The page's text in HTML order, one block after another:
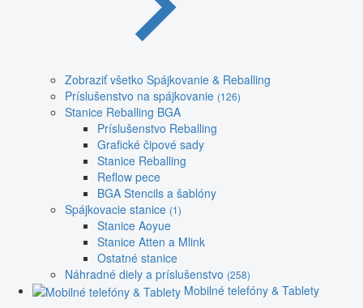
Zobraziť všetko Spájkovanie & Reballing
Príslušenstvo na spájkovanie (126)
Stanice Reballing BGA
Príslušenstvo Reballing
Grafické čipové sady
Stanice Reballing
Reflow pece
BGA Stencils a šablóny
Spájkovacie stanice (1)
Stanice Aoyue
Stanice Atten a Mlink
Ostatné stanice
Náhradné diely a príslušenstvo (258)
Mobilné telefóny & Tablety